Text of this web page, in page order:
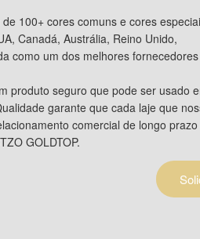
100+ cores comuns e cores
Canadá, Austrália, Reino Unido,
como um dos melhores
produto seguro que pode ser usado
garante que cada laje que
comercial de longo
GOLDTOP.